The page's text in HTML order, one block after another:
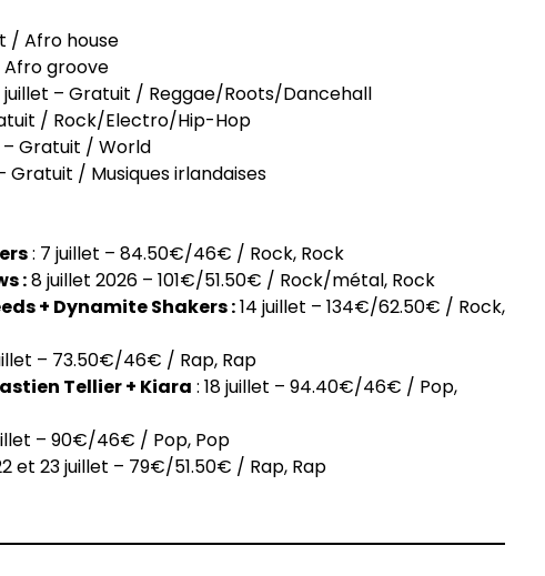
/ Afro house
Afro groove
juillet – Gratuit / Reggae/Roots/Dancehall
/ Rock/Electro/Hip-Hop
– Gratuit / World
Gratuit / Musiques irlandaises
: 7 juillet – 84.50€/46€ / Rock, Rock
:8 juillet 2026 – 101€/51.50€ / Rock/métal, Rock
+ Dynamite Shakers :14 juillet – 134€/62.50€ / Rock,
– 73.50€/46€ / Rap, Rap
Tellier + Kiara : 18 juillet – 94.40€/46€ / Pop,
– 90€/46€ / Pop, Pop
et 23 juillet – 79€/51.50€ / Rap, Rap